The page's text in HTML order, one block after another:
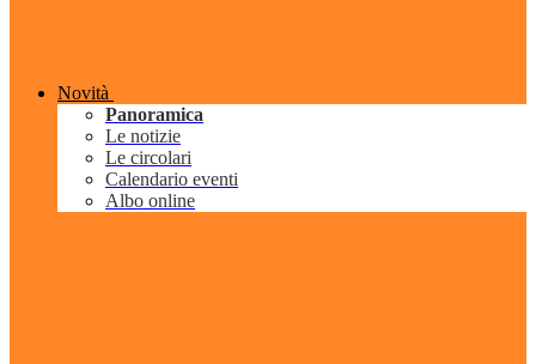
Novità
Panoramica
Le notizie
Le circolari
Calendario eventi
Albo online